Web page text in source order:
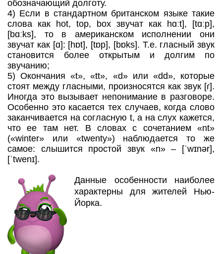
обозначающий долготу.
4) Если в стандартном британском языке такие
слова как hot, top, box звучат как hɑːt], [tɑːp],
[bɑːks], то в американском исполнении они
звучат как [ɑ]: [hɒt], [tɒp], [bɒks]. Т.е. гласный звук
становится более открытым и долгим по
звучанию;
5) Окончания «t», «tt», «d» или «dd», которые
стоят между гласными, произносятся как звук [ɾ].
Иногда это вызывает непонимание в разговоре.
Особенно это касается тех случаев, когда слово
заканчивается на согласную t, а на слух кажется,
что ее там нет. В словах с сочетанием «nt»
(«winter» или «twenty») наблюдается то же
самое: слышится простой звук «n» – [ˈwɪnər],
[ˈtwenɪ].
Данные особенности наиболее
характерны для жителей Нью-
Йорка.